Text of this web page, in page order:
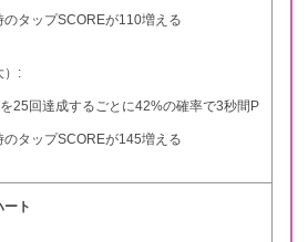
のタップSCOREが110増える
）:
25回達成するごとに42%の確率で3秒間P
のタップSCOREが145増える
ート